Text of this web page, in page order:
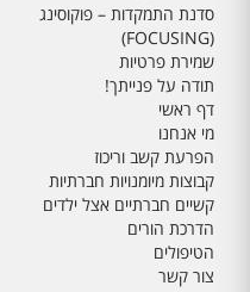
סדנת התמקדות – פוקוסינג
(FOCUSING)
שמירת פרטיות
תודה על פנייתך!
דף ראשי
מי אנחנו
הפרעת קשב וריכוז
קבוצות מיומנויות חברתיות
קשיים חברתיים אצל ילדים
הדרכת הורים
הטיפולים
צור קשר